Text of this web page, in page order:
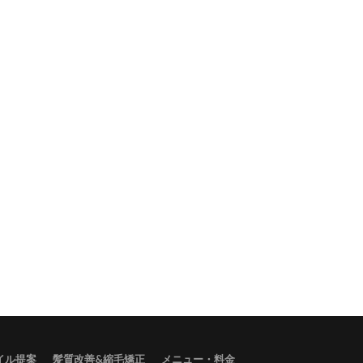
ル提案 髪質改善&縮毛矯正 メニュー・料金